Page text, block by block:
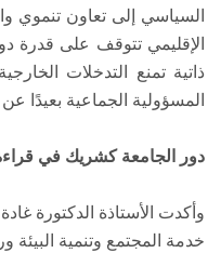
السياسي إلى تعاون تنموي
الإقليمي تتوقف على قدرة
ذاتية تمنع التدخلات
المسؤولية الجماعية بعيدًا
دور الجامعة كشريك في قراءة
وأكدت الأستاذة الدكتورة
خدمة المجتمع وتنمية البيئة